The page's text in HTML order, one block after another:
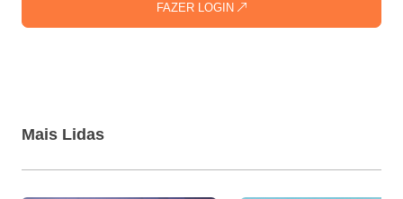
FAZER LOGIN
Mais Lidas